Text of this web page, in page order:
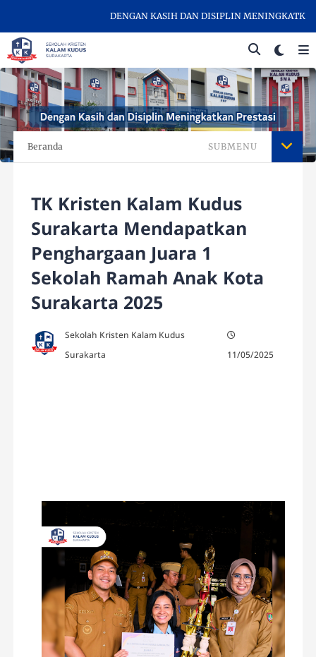
DENGAN KASIH DAN DISIPLIN MENINGKATKAN
Beranda SUBMENU
TK Kristen Kalam Kudus
Surakarta Mendapatkan
Penghargaan Juara 1
Sekolah Ramah Anak Kota
Surakarta 2025
Sekolah Kristen Kalam Kudus
Surakarta
11/05/2025